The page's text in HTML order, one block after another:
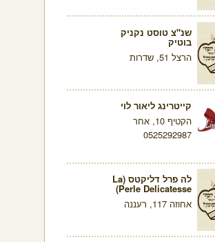
שנ"צ טוסט נקניק
בוטיק
הרצל 51, שדרות
קייטרינג ליאור לוי
הקטיף 10, אחר
0525292987
לה פרל דליקטס (La
Perle Delicatesse)
אחוזה 117, רעננה